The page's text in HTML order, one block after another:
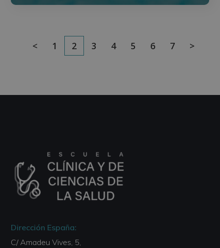
< 1 2 3 4 5 6 7 >
Dirección España:
C/ Amadeu Vives, 5,